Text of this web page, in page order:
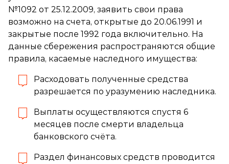
№1092 от 25.12.2009, заявить свои права
возможно на счета, открытые до 20.06.1991 и
закрытые после 1992 года включительно. На
данные сбережения распространяются общие
правила, касаемые наследного имущества:
Расходовать полученные средства
разрешается по уразумению наследника.
Выплаты осуществляются спустя 6
месяцев после смерти владельца
банковского счёта.
Раздел финансовых средств проводится